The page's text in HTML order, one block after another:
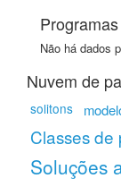
Não há dados
Nuvem de
solitons
Classes de
Soluções